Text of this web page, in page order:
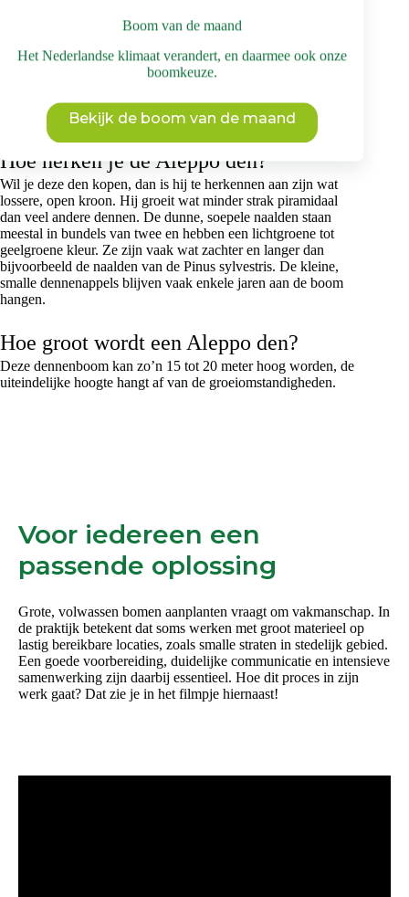
Boom van de maand
Het Nederlandse klimaat verandert, en daarmee ook onze
boomkeuze.
Bekijk de boom van de maand
Als je deze boom wil kopen, is het belangrijk om rekening te
houden met de juiste standplaats. Zo kan hij het beste groeien
in het Nederlandse klimaat. Deze boom staat graag in de volle
zon, op een enigszins beschutte plek. Hij groeit in principe
doorlatend zijn. De boom kan beter tegen droogte dan tegen
natte voeten.
Hoe herken je de Aleppo den?
Wil je deze den kopen, dan is hij te herkennen aan zijn wat
lossere, open kroon. Hij groeit wat minder strak piramidaal
dan veel andere dennen. De dunne, soepele naalden staan
meestal in bundels van twee en hebben een lichtgroene tot
geelgroene kleur. Ze zijn vaak wat zachter en langer dan
bijvoorbeeld de naalden van de Pinus sylvestris. De kleine,
smalle dennenappels blijven vaak enkele jaren aan de boom
hangen.
Hoe groot wordt een Aleppo den?
Deze dennenboom kan zo’n 15 tot 20 meter hoog worden, de
uiteindelijke hoogte hangt af van de groeiomstandigheden.
Voor iedereen een
passende oplossing
Grote, volwassen bomen aanplanten vraagt om vakmanschap. In
de praktijk betekent dat soms werken met groot materieel op
lastig bereikbare locaties, zoals smalle straten in stedelijk gebied.
Een goede voorbereiding, duidelijke communicatie en intensieve
samenwerking zijn daarbij essentieel. Hoe dit proces in zijn
werk gaat? Dat zie je in het filmpje hiernaast!